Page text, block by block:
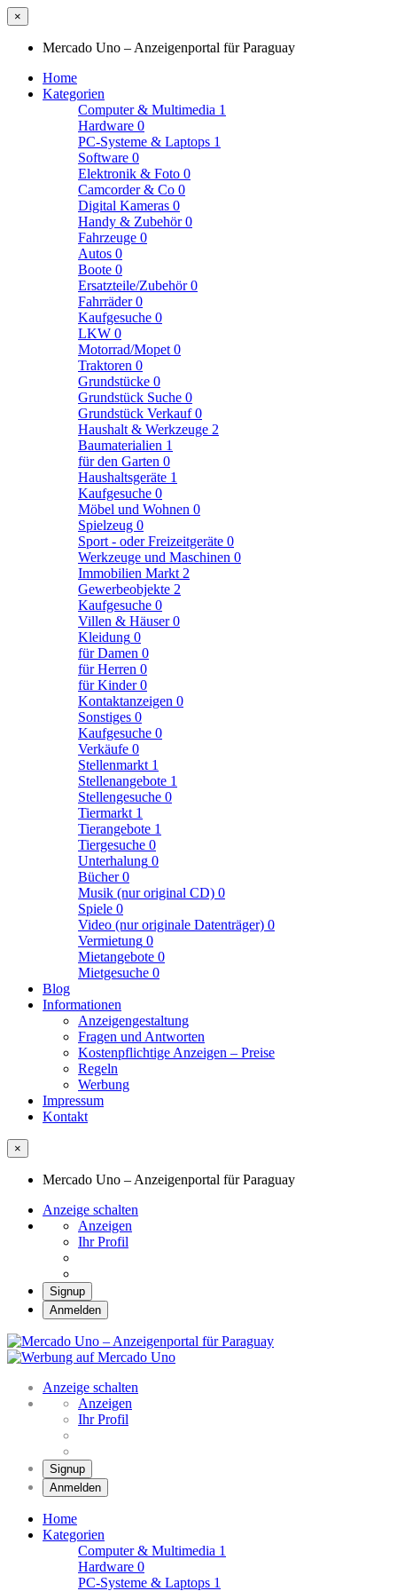
×
Mercado Uno – Anzeigenportal für Paraguay
Home
Kategorien
Computer & Multimedia 1
Hardware 0
PC-Systeme & Laptops 1
Software 0
Elektronik & Foto 0
Camcorder & Co 0
Digital Kameras 0
Handy & Zubehör0
Fahrzeuge 0
Autos 0
Boote 0
Ersatzteile/Zubehör0
Fahrräder0
Kaufgesuche 0
LKW 0
Motorrad/Mopet 0
Traktoren 0
Grundstücke 0
Grundstück Suche 0
Grundstück Verkauf0
Haushalt & Werkzeuge 2
Baumaterialien 1
für den Garten 0
Haushaltsgeräte 1
Kaufgesuche 0
Möbel und Wohnen 0
Spielzeug 0
Sport - oder Freizeitgeräte 0
Werkzeuge und Maschinen 0
Immobilien Markt 2
Gewerbeobjekte 2
Kaufgesuche 0
Villen & Häuser0
Kleidung 0
für Damen 0
für Herren 0
für Kinder0
Kontaktanzeigen 0
Sonstiges 0
Kaufgesuche 0
Verkäufe 0
Stellenmarkt 1
Stellenangebote 1
Stellengesuche 0
Tiermarkt 1
Tierangebote 1
Tiergesuche 0
Unterhalung 0
Bücher0
Musik (nur original CD) 0
Spiele 0
Video (nur originale Datenträger) 0
Vermietung 0
Mietangebote 0
Mietgesuche 0
Blog
Informationen
Anzeigengestaltung
Fragen und Antworten
Kostenpflichtige Anzeigen – Preise
Regeln
Werbung
Impressum
Kontakt
×
Mercado Uno – Anzeigenportal für Paraguay
Anzeige schalten
Anzeigen
Ihr Profil
Signup
Anmelden
Anzeige schalten
Anzeigen
Ihr Profil
Signup
Anmelden
Home
Kategorien
Computer & Multimedia 1
Hardware 0
PC-Systeme & Laptops 1